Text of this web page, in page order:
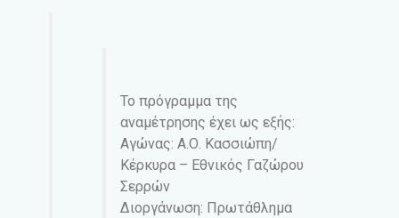
Το πρόγραμμα της
αναμέτρησης έχει ως εξής:
Αγώνας: Α.Ο. Κασσιώπη/
Κέρκυρα – Εθνικός Γαζώρου
Σερρών
Διοργάνωση: Πρωτάθλημα